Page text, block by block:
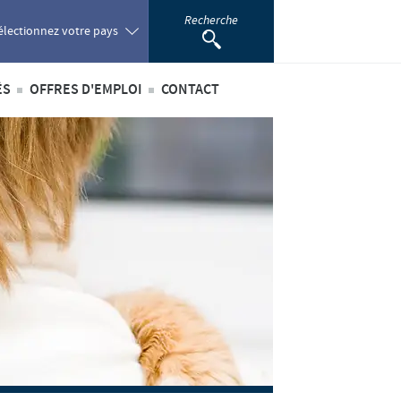
votre pays
Recherche
internationales
au sein du Benelux
OFFRES D'EMPLOI
Offres d'emploi internationales
Offres d'emploi au sein du Benelux
CONTACT